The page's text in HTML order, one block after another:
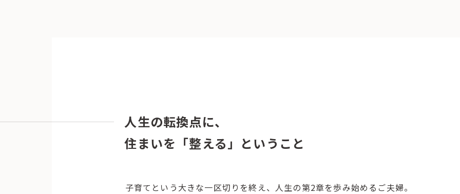
人生の転換点に、
住まいを「整える」ということ
子育てという大きな一区切りを終え、人生の第2章を歩み始めるご夫婦。